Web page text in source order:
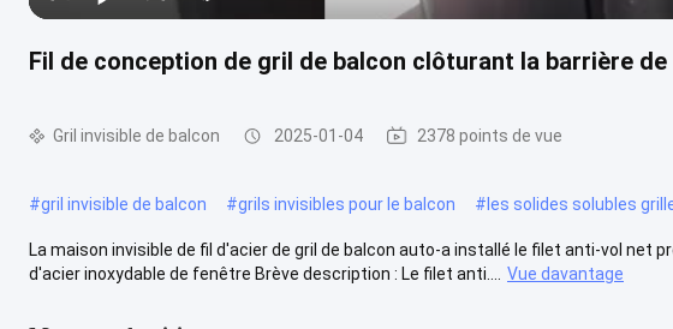
Fil de conception de gril de balcon clôturant la barrière
Gril invisible de balcon 2025-01-04 2378 points de vue
#gril invisible de balcon #grils invisibles pour le balcon #les solides solubles
La maison invisible de fil d'acier de gril de balcon auto-a installé le filet anti-vol net
d'acier inoxydable de fenêtre Brève description : Le filet anti....
Vue davantage